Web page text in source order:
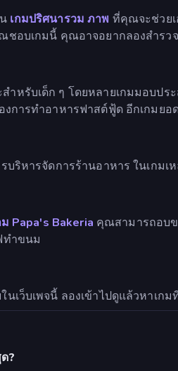
เกมปริศนารวม ภาพ ที่คุณจะช่วย
อบเกมนี้ คุณอาจอยากลองสำรวจ
หรับเด็ก ๆ โดยหลายเกมมอบปร
การทำอาหารฟาสต์ฟู้ด อีกเกมยอ
บริหารจัดการร้านอาหาร ในเกม
ม Papa's Bakeria คุณสามารถอบ
ทำขนม
เว็บเพจนี้ ลองเข้าไปดูแล้วหาเก
?